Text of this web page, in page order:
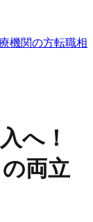
機関の方転職相
へ！
両立